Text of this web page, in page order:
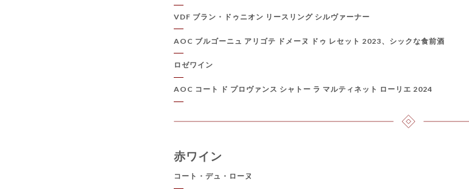
VDF ブラン・ドゥニオン リースリング シルヴァーナー
AOC ブルゴーニュ アリゴテ ドメーヌ ドゥ レセット 2023、シックな食前酒
ロゼワイン
AOC コート ド プロヴァンス シャトー ラ マルティネット ローリエ 2024
赤ワイン
コート・デュ・ローヌ